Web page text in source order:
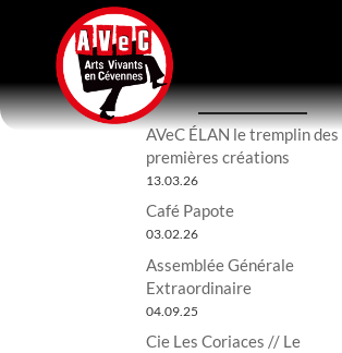
AVeC ÉLAN le tremplin des
premières créations
13.03.26
Café Papote
03.02.26
Assemblée Générale
Extraordinaire
04.09.25
Cie Les Coriaces // Le